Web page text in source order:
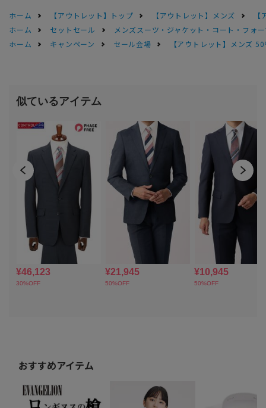
ホーム 【アウトレット】トップ 【アウトレット】メンズ
ホーム
セットセール
メンズスーツ・ジャケット・コート・フォ
ホーム
キャンペーン セール会場 【アウトレット】メンズ